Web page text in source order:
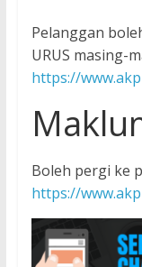
Pelanggan
URUS masing-
https://
Boleh pergi ke
https://